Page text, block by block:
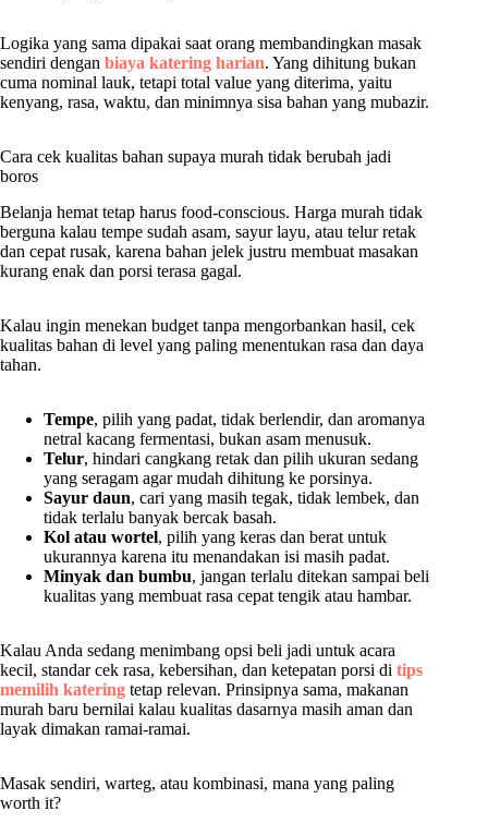
Logika yang sama dipakai saat orang membandingkan masak
sendiri dengan biaya katering harian. Yang dihitung bukan
cuma nominal lauk, tetapi total value yang diterima, yaitu
kenyang, rasa, waktu, dan minimnya sisa bahan yang mubazir.
Cara cek kualitas bahan supaya murah tidak berubah jadi
boros
Belanja hemat tetap harus food-conscious. Harga murah tidak
berguna kalau tempe sudah asam, sayur layu, atau telur retak
dan cepat rusak, karena bahan jelek justru membuat masakan
kurang enak dan porsi terasa gagal.
Kalau ingin menekan budget tanpa mengorbankan hasil, cek
kualitas bahan di level yang paling menentukan rasa dan daya
tahan.
Tempe, pilih yang padat, tidak berlendir, dan aromanya
netral kacang fermentasi, bukan asam menusuk.
Telur, hindari cangkang retak dan pilih ukuran sedang
yang seragam agar mudah dihitung ke porsinya.
Sayur daun, cari yang masih tegak, tidak lembek, dan
tidak terlalu banyak bercak basah.
Kol atau wortel, pilih yang keras dan berat untuk
ukurannya karena itu menandakan isi masih padat.
Minyak dan bumbu, jangan terlalu ditekan sampai beli
kualitas yang membuat rasa cepat tengik atau hambar.
Kalau Anda sedang menimbang opsi beli jadi untuk acara
kecil, standar cek rasa, kebersihan, dan ketepatan porsi di tips
memilih katering tetap relevan. Prinsipnya sama, makanan
murah baru bernilai kalau kualitas dasarnya masih aman dan
layak dimakan ramai-ramai.
Masak sendiri, warteg, atau kombinasi, mana yang paling
worth it?